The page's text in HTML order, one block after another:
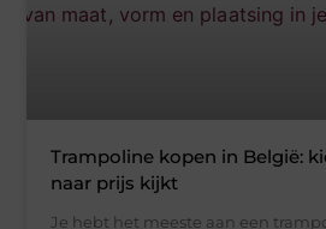
Trampoline kopen in België:
naar prijs kijkt
Je hebt het meeste aan een